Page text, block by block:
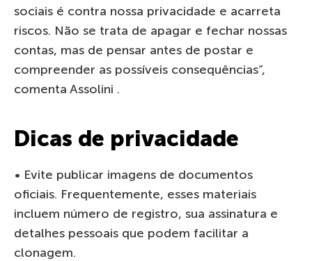
sociais é contra nossa privacidade e acarreta
riscos. Não se trata de apagar e fechar nossas
contas, mas de pensar antes de postar e
compreender as possíveis consequências”,
comenta Assolini .
Dicas de privacidade
• Evite publicar imagens de documentos
oficiais. Frequentemente, esses materiais
incluem número de registro, sua assinatura e
detalhes pessoais que podem facilitar a
clonagem.